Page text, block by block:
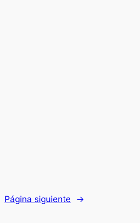
Página siguiente →